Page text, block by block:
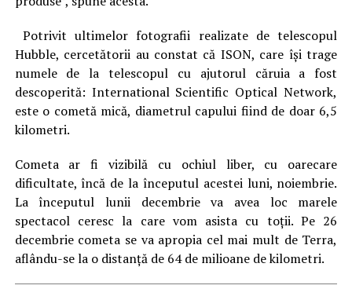
Potrivit ultimelor fotografii realizate de telescopul
Hubble, cercetătorii au constat că ISON, care își trage
numele de la telescopul cu ajutorul căruia a fost
descoperită: International Scientific Optical Network,
este o cometă mică, diametrul capului fiind de doar 6,5
kilometri.
Cometa ar fi vizibilă cu ochiul liber, cu oarecare
dificultate, încă de la începutul acestei luni, noiembrie.
La începutul lunii decembrie va avea loc marele
spectacol ceresc la care vom asista cu toții. Pe 26
decembrie cometa se va apropia cel mai mult de Terra,
aflându-se la o distanță de 64 de milioane de kilometri.